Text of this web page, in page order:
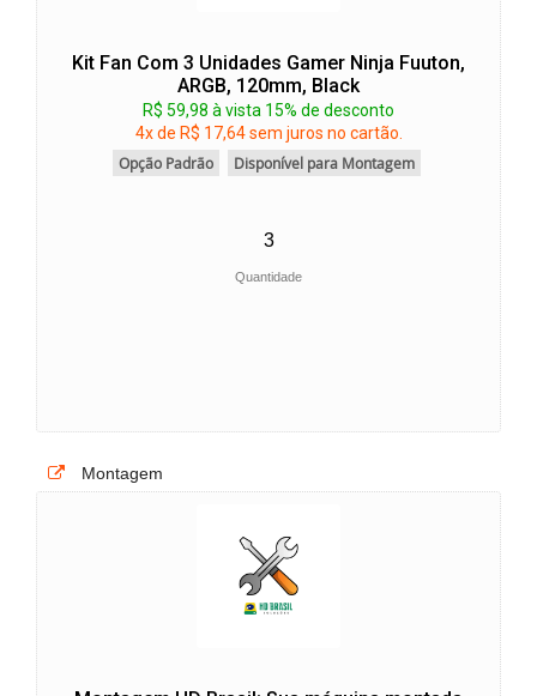
Kit Fan Com 3 Unidades Gamer Ninja Fuuton,
ARGB, 120mm, Black
R$ 59,98 à vista 15% de desconto
4x de R$ 17,64 sem juros no cartão.
Opção Padrão
Disponível para Montagem
Quantidade
Montagem